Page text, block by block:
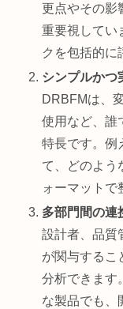
更点やその影
重要視してい
クを包括的に
シンプルかつ
DRBFMは、
使用など、誰
特長です。例
て、どのよう
ォーマットで
多部門間の連
設計者、品質
が関与するこ
分析できます
な製品でも、